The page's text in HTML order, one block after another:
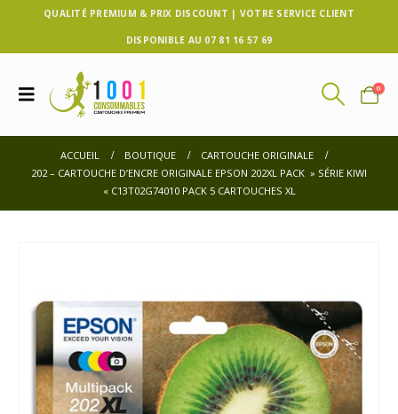
QUALITÉ PREMIUM & PRIX DISCOUNT | VOTRE SERVICE CLIENT
DISPONIBLE AU 07 81 16 57 69
0
ACCUEIL BOUTIQUE
CARTOUCHE ORIGINALE
202 – CARTOUCHE D’ENCRE ORIGINALE EPSON 202XL PACK » SÉRIE KIWI
« C13T02G74010 PACK 5 CARTOUCHES XL